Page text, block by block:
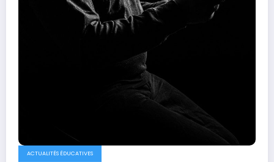
ACTUALITÉS ÉDUCATIVES